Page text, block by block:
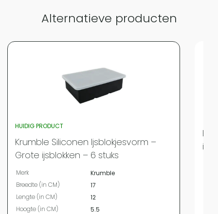
Alternatieve producten
HUIDIG PRODUCT
Krumble Siliconen Ijsblokjesvorm –
Grote ijsblokken – 6 stuks
Merk
Krumble
Breedte (in CM)
17
Lengte (in CM)
12
Hoogte (in CM)
5.5